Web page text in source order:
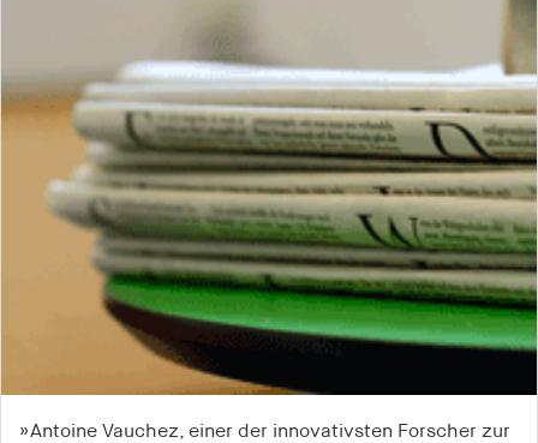
»Antoine Vauchez, einer der innovativsten Forscher zur
»Das vorliegende Werk von Antoine Vauchez' ist sehr